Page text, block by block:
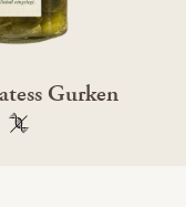
Gurken
100 % gentechnikfrei